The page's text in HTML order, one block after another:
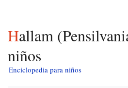
Hallam (Pensilvania) para
niños
Enciclopedia para niños